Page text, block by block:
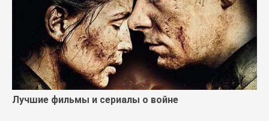
Лучшие фильмы и сериалы о войне